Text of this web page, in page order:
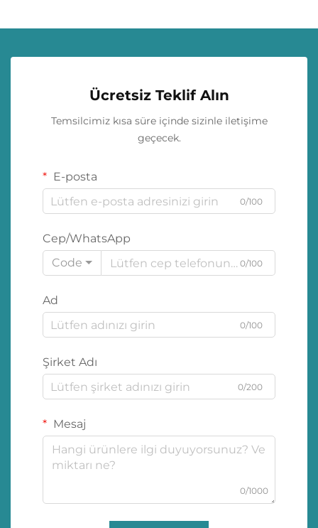
Ücretsiz Teklif Alın
Temsilcimiz kısa süre içinde sizinle iletişime
geçecek.
E-posta
0/100
Cep/WhatsApp
Code
0/100
Ad
0/100
Şirket Adı
0/200
Mesaj
0/1000